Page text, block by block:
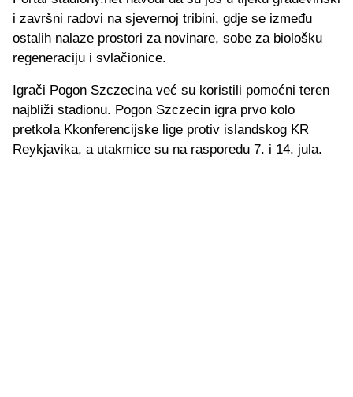
i završni radovi na sjevernoj tribini, gdje se između
ostalih nalaze prostori za novinare, sobe za biološku
regeneraciju i svlačionice.
Igrači Pogon Szczecina već su koristili pomoćni teren
najbliži stadionu. Pogon Szczecin igra prvo kolo
pretkola Kkonferencijske lige protiv islandskog KR
Reykjavika, a utakmice su na rasporedu 7. i 14. jula.